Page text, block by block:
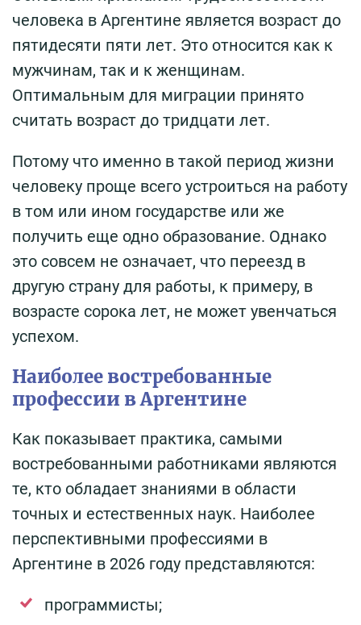
человека в Аргентине является возраст до
пятидесяти пяти лет. Это относится как к
мужчинам, так и к женщинам.
Оптимальным для миграции принято
считать возраст до тридцати лет.
Потому что именно в такой период жизни
человеку проще всего устроиться на работу
в том или ином государстве или же
получить еще одно образование. Однако
это совсем не означает, что переезд в
другую страну для работы, к примеру, в
возрасте сорока лет, не может увенчаться
успехом.
Наиболее востребованные
профессии в Аргентине
Как показывает практика, самыми
востребованными работниками являются
те, кто обладает знаниями в области
точных и естественных наук. Наиболее
перспективными профессиями в
Аргентине в 2026 году представляются:
программисты;